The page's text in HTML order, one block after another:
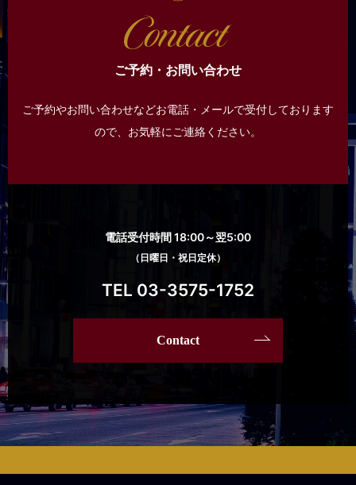
ご予約・お問い合わせ
ご予約やお問い合わせなどお電話・メールで受付しております
ので、 お気軽にご連絡ください。
電話受付時間 18:00～翌5:00
（日曜日・祝日定休）
TEL 03-3575-1752
Contact